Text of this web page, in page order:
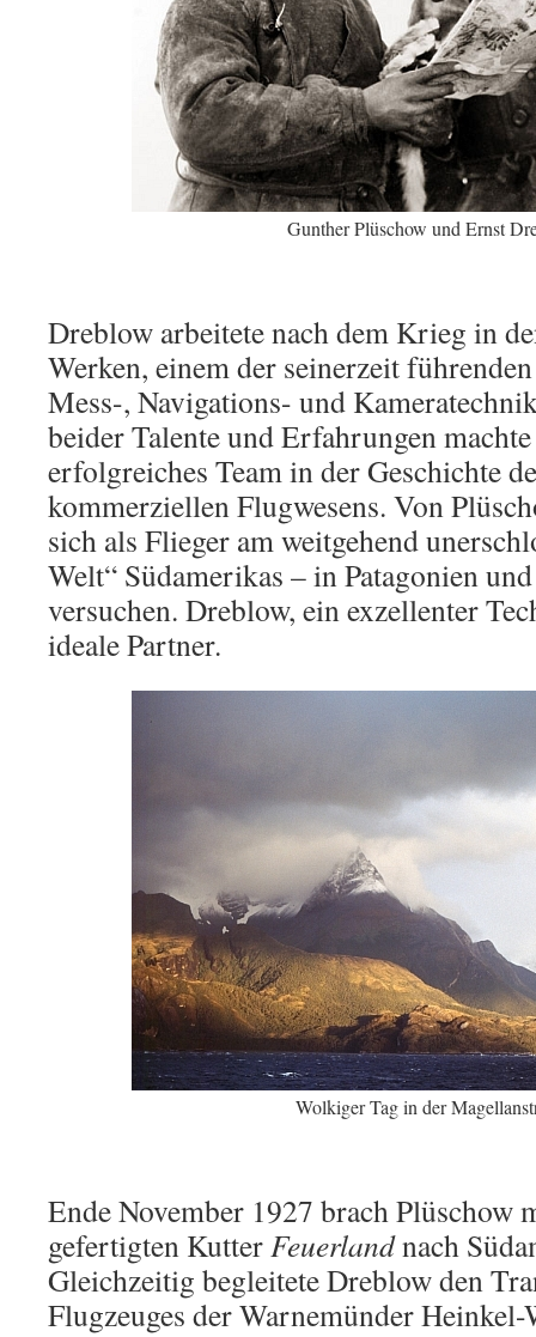
Gunther Plüschow und Ernst
Dreblow arbeitete nach dem Krieg in
Werken, einem der seinerzeit
Mess-, Navigations- und
beider Talente und Erfahrungen
erfolgreiches Team in der Geschichte
kommerziellen Flugwesens. Von
sich als Flieger am weitgehend
Welt“ Südamerikas – in Patagonien
versuchen. Dreblow, ein exzellenter
ideale Partner.
Wolkiger Tag in der
Ende November 1927 brach Plüschow
gefertigten KutterFeuerlandnach
Gleichzeitig begleitete Dreblow den
Flugzeuges der Warnemünder Heinkel-